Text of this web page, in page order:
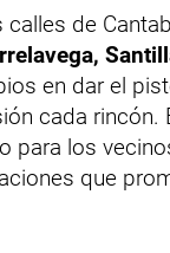
de
en dar el
cada rincón.
para los
que